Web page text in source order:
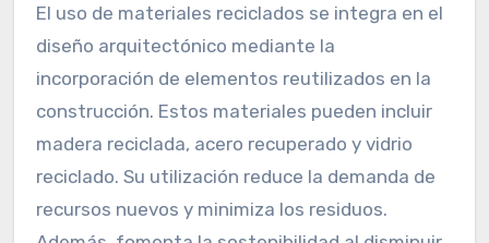
El uso de materiales reciclados se integra en el
diseño arquitectónico mediante la
incorporación de elementos reutilizados en la
construcción. Estos materiales pueden incluir
madera reciclada, acero recuperado y vidrio
reciclado. Su utilización reduce la demanda de
recursos nuevos y minimiza los residuos.